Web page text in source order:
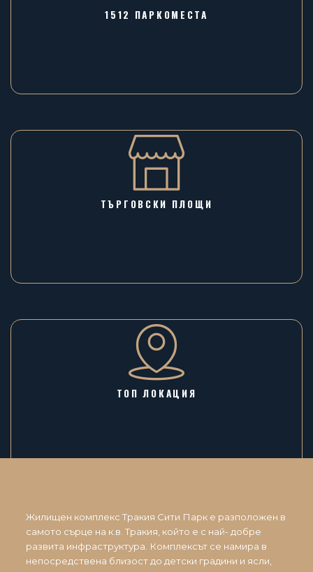
1512 ПАРКОМЕСТА
ТЪРГОВСКИ ПЛОЩИ
ТОП ЛОКАЦИЯ
Жилищен комплекс Тракия Сити Парк е разположен в
самото сърце на к.в. Тракия, който е с най- добре
развита инфраструктура. Комплексът се намира в
непосредствена близост до детски градини и ясли,